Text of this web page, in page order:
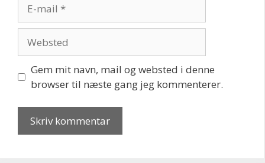
mail
Gem mit navn, mail og websted i denne
browser til næste gang jeg kommenterer.